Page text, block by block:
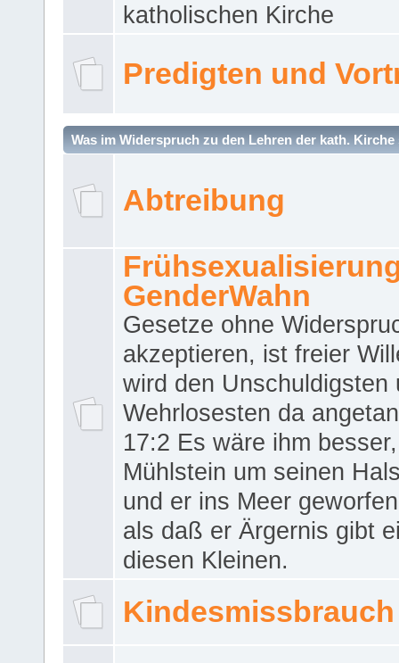
katholischen Kirche
Predigten und
Was im Widerspruch zu den Lehren der kath. Kirche
Abtreibung
GenderWahn
Gesetze ohne
akzeptieren, ist freier
wird den Unschuldigsten
Wehrlosesten da
17:2 Es wäre ihm
Mühlstein um seinen
und er ins Meer
als daß er Ärgernis gibt
diesen Kleinen.
Kindesmissbrauch